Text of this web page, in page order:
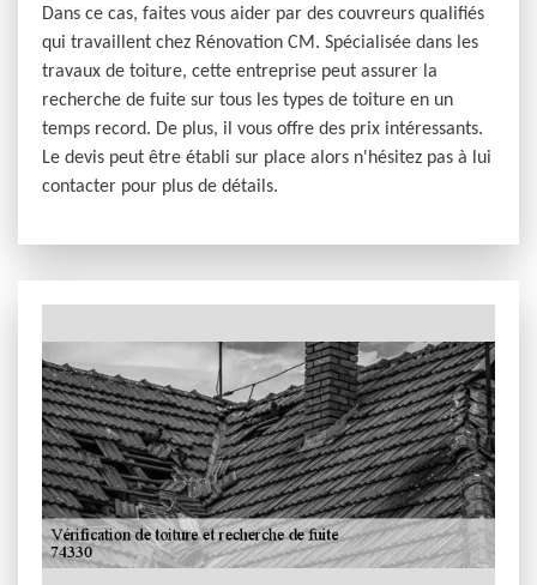
Dans ce cas, faites vous aider par des couvreurs qualifiés
qui travaillent chez Rénovation CM. Spécialisée dans les
travaux de toiture, cette entreprise peut assurer la
recherche de fuite sur tous les types de toiture en un
temps record. De plus, il vous offre des prix intéressants.
Le devis peut être établi sur place alors n'hésitez pas à lui
contacter pour plus de détails.